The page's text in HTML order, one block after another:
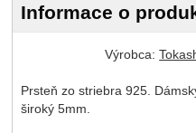
Informace o
Výrobca:
Prsteň zo striebra 925.
široký 5mm.